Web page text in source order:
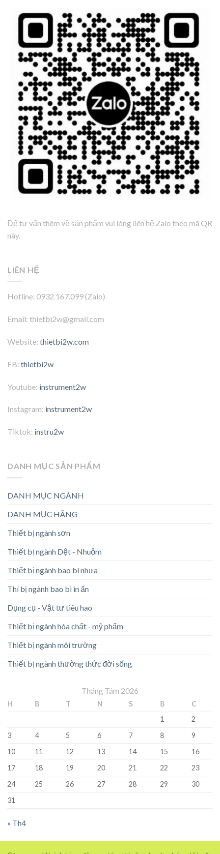
Để tư vấn thêm về sản phẩm vui lòng liên hệ Zalo theo mã QR
này.
LIÊN HỆ
Hotline: 0932.167.099 (Zalo)
Email: thietbi2w@gmail.com
Website: thietbi2w.com
FB: thietbi2w
Youtube: instrument2w
Instagram: instrument2w
Tiktok: instru2w
DANH MỤC SẢN PHẨM
DANH MỤC NGÀNH
DANH MỤC HÃNG
Thiết bị ngành sơn
Thiết bị ngành Dệt - Nhuộm
Thiết bị ngành bao bì nhựa
Thí bị ngành bao bì in ấn
Dụng cụ - Vật tư tiêu hao
Thiết bị ngành hóa chất - mỹ phẩm
Thiết bị ngành môi trường
Thiết bị ngành thường thức đời sống
Tháng Tám 2026
H B T N S B
C
1
2
3
4 5 6 7 8
9
10
11 12 13 14 15
16
17
18 19 20 21 22
23
24
25 26 27 28 29
30
31
« Th4